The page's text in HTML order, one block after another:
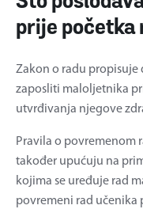
prije početka
Zakon o radu propisuje
zaposliti maloljetnika
utvrđivanja njegove
Pravila o povremenom
također upućuju na
kojima se uređuje rad
povremeni rad učenika